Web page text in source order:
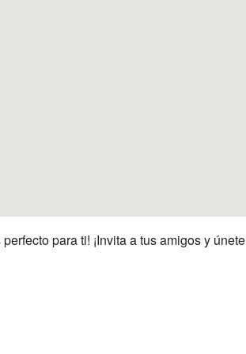
para ti! ¡Invita a tus amigos y únete